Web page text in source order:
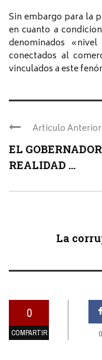
Sin embargo para la
en cuanto a
denominados
conectados al
vinculados a este
Articulo Anterior
EL
REALIDAD ...
La
0
COMPARTIR 0